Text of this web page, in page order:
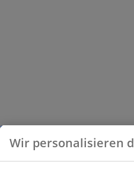
Wir personalisieren